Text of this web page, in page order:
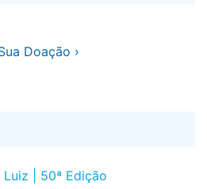
Doação ›
| 50ª Edição